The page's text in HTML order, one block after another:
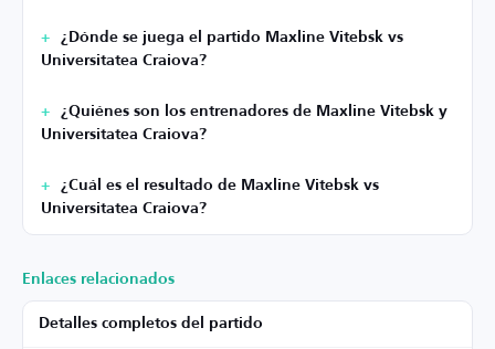
¿Dónde se juega el partido Maxline Vitebsk vs
Universitatea Craiova?
¿Quiénes son los entrenadores de Maxline Vitebsk y
Universitatea Craiova?
¿Cuál es el resultado de Maxline Vitebsk vs
Universitatea Craiova?
Enlaces relacionados
Detalles completos del partido